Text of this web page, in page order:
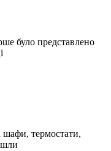
було представлено
шафи, термостати,